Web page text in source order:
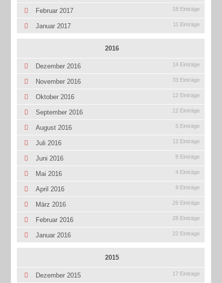
Februar 2017 18 Einträge
Januar 2017 11 Einträge
2016
Dezember 2016 14 Einträge
November 2016 33 Einträge
Oktober 2016 12 Einträge
September 2016 12 Einträge
August 2016 5 Einträge
Juli 2016 12 Einträge
Juni 2016 8 Einträge
Mai 2016 4 Einträge
April 2016 9 Einträge
März 2016 26 Einträge
Februar 2016 28 Einträge
Januar 2016 22 Einträge
2015
Dezember 2015 17 Einträge